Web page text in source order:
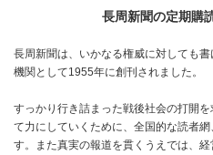
長周新聞の定期購
長周新聞は、いかなる権威に対しても
機関として1955年に創刊されました。
すっかり行き詰まった戦後社会の打開
て力にしていくために、全国的な読者
す。また真実の報道を貫くうえでは、